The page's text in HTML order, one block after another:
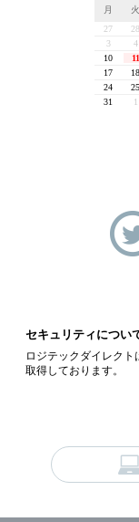
セキュリティについ
ロジテックダイレク
取得しております。